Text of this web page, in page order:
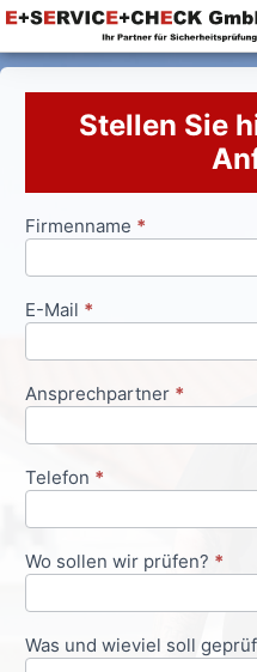
Stellen Sie
Anfrageformular
Firmenname *
E-Mail *
Ansprechpartner *
Telefon *
Wo sollen wir prüfen? *
Was und wieviel soll